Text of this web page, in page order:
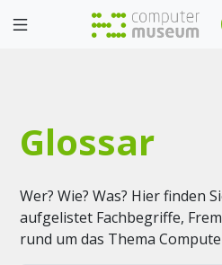
Glossar
Wer? Wie? Was? Hier finden
aufgelistet Fachbegriffe,
rund um das Thema